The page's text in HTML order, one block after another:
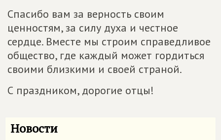
Спасибо вам за верность своим
ценностям, за силу духа и честное
сердце. Вместе мы строим справедливое
общество, где каждый может гордиться
своими близкими и своей страной.
С праздником, дорогие отцы!
Новости